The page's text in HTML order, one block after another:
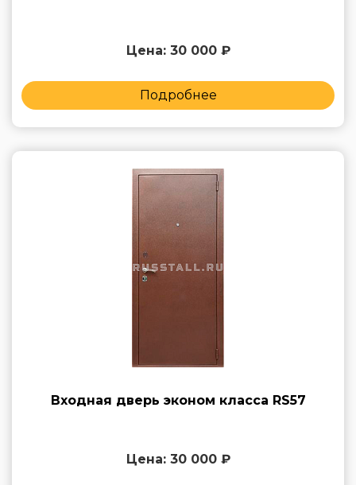
Цена: 30 000 ₽
Подробнее
Входная дверь эконом класса RS57
Цена: 30 000 ₽